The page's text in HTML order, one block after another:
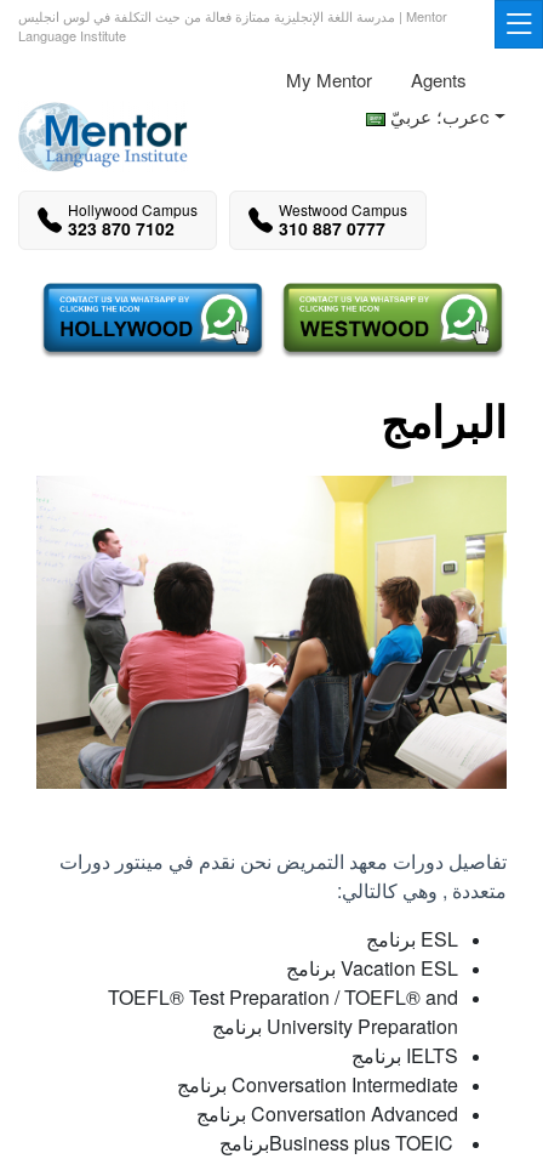
مدرسة اللغة الإنجليزية ممتازة فعالة من حيث التكلفة في لوس انجليس | Mentor
Language Institute
My Mentor
Agents
عرب؛ عربيّc
Hollywood Campus
323 870 7102
Westwood Campus
310 887 0777
البرامج
تفاصيل دورات معهد التمريض نحن نقدم في مينتور دورات
متعددة , وهي كالتالي:
ESL برنامج
Vacation ESL برنامج
TOEFL® Test Preparation / TOEFL® and
University Preparation برنامج
IELTS برنامج
Conversation Intermediate برنامج
Conversation Advanced برنامج
Business plus TOEIC ‎برنامج